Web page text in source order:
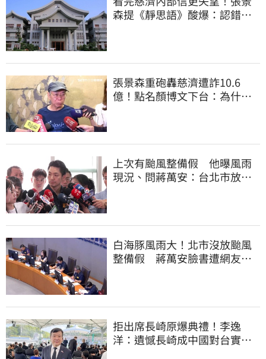
森提《靜思語》酸爆：認錯有
張景森重砲轟慈濟遭詐10.6
億！點名顏博文下台：為什麼
上次有颱風整備假 他曝風雨
現況、問蔣萬安：台北市放假
白海豚風雨大！北市沒放颱風
整備假 蔣萬安臉書遭網友灌
拒出席長崎原爆典禮！李逸
洋：遺憾長崎成中國對台實施